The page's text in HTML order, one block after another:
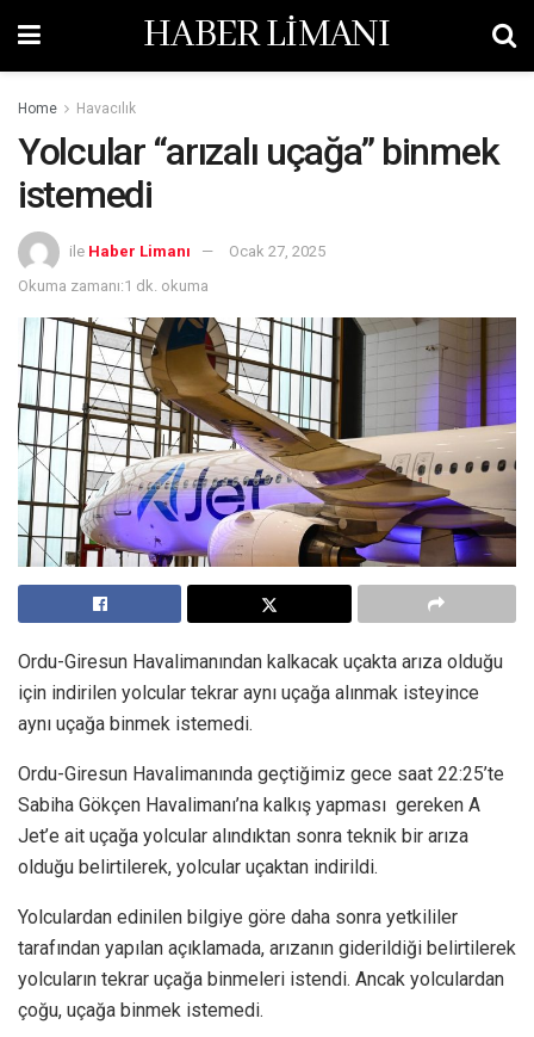
HABER LİMANI
Home Havacılık
Yolcular “arızalı uçağa” binmek
istemedi
ile Haber Limanı
Ocak 27, 2025
Okuma zamanı:1 dk. okuma
Ordu-Giresun Havalimanından kalkacak uçakta arıza olduğu
için indirilen yolcular tekrar aynı uçağa alınmak isteyince
aynı uçağa binmek istemedi.
Ordu-Giresun Havalimanında geçtiğimiz gece saat 22:25’te
Sabiha Gökçen Havalimanı’na kalkış yapması gereken A
Jet’e ait uçağa yolcular alındıktan sonra teknik bir arıza
olduğu belirtilerek, yolcular uçaktan indirildi.
Yolculardan edinilen bilgiye göre daha sonra yetkililer
tarafından yapılan açıklamada, arızanın giderildiği belirtilerek
yolcuların tekrar uçağa binmeleri istendi. Ancak yolculardan
çoğu, uçağa binmek istemedi.